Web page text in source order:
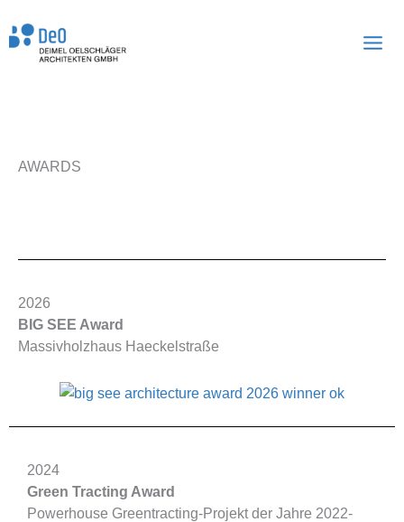
Inhalt
springen
AWARDS
2026
BIG SEE Award
Massivholzhaus Haeckelstraße
2024
Green Tracting Award
Powerhouse Greentracting-Projekt der Jahre 2022-